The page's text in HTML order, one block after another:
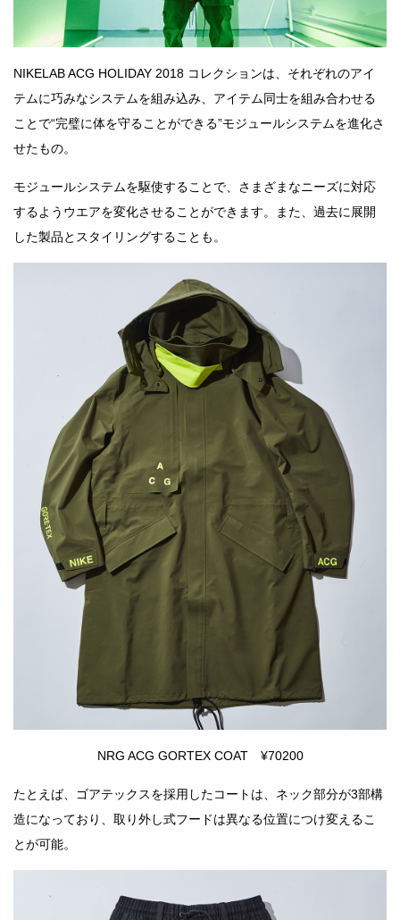
NIKELAB ACG HOLIDAY 2018 コレクションは、それぞれのアイ
テムに巧みなシステムを組み込み、アイテム同士を組み合わせる
ことで“完璧に体を守ることができる”モジュールシステムを進化さ
せたもの。
モジュールシステムを駆使することで、さまざまなニーズに対応
するようウエアを変化させることができます。また、過去に展開
した製品とスタイリングすることも。
NRG ACG GORTEX COAT ¥70200
たとえば、ゴアテックスを採用したコートは、ネック部分が3部構
造になっており、取り外し式フードは異なる位置につけ変えるこ
とが可能。